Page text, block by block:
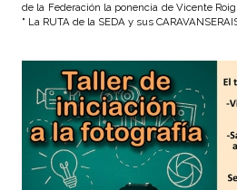
a
de la Federación la ponencia de Vicente
" La RUTA de la SEDA y sus